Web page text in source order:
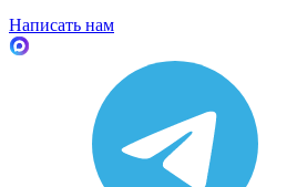
Написать нам